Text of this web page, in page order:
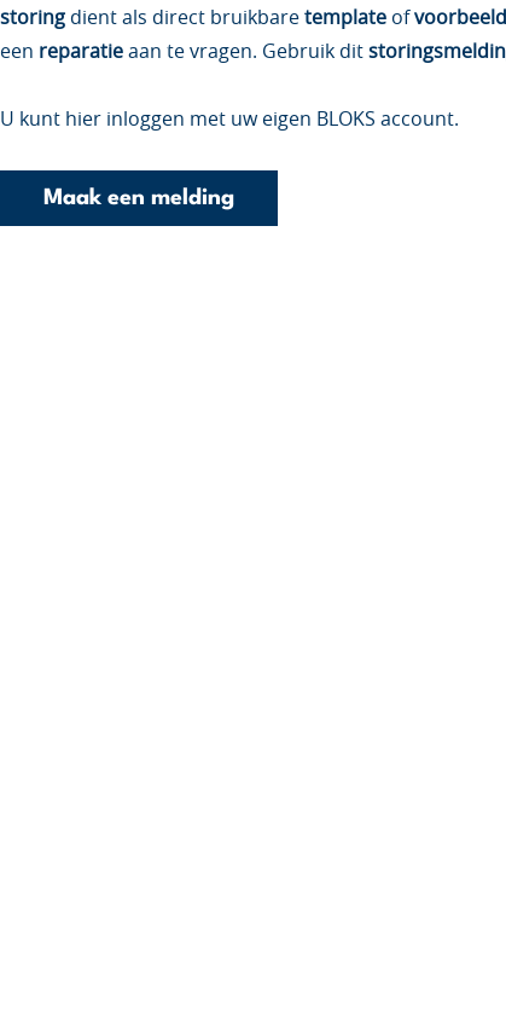
storing dient als direct bruikbare template ofvoorbeeld
een reparatie aan te vragen. Gebruik dit
U kunt hier inloggen met uw eigen BLOKS account.
Maak een melding